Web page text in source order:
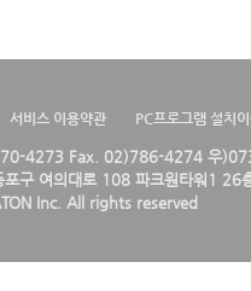
서비스 이용약관 PC프로그램 설치
4273 Fax. 02)786-4274 우
포구 여의대로 108 파크원타워1 26
Inc. All rights reserved